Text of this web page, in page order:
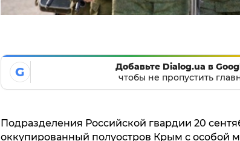
G
Добавьте Dialog.ua в
чтобы не пропустить
Подразделения Российской гвардии 20
оккупированный полуостров Крым с особой